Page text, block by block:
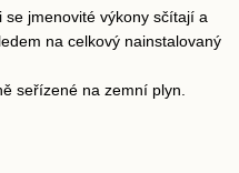
jmenovité výkony sčítají a
na celkový nainstalovaný
seřízené na zemní plyn.